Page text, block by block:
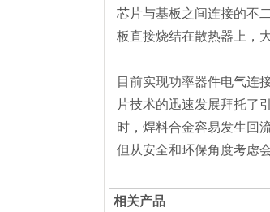
芯片与基板之间连接的不
板直接烧结在散热器上，
目前实现功率器件电气连
片技术的迅速发展拜托了
时，焊料合金容易发生回
但从安全和环保角度考虑
相关产品